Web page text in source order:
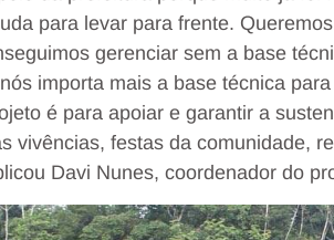
para levar para frente.
gerenciar sem a base
importa mais a base técnica
é para apoiar e garantir a
vivências, festas da comunidade,
Davi Nunes, coordenador do